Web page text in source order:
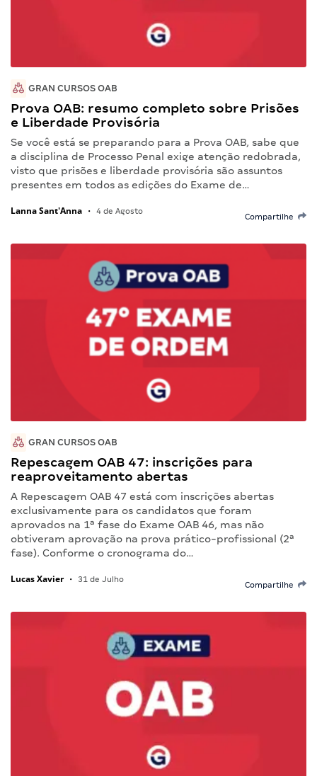
GRAN CURSOS OAB
Prova OAB: resumo completo sobre Prisões
e Liberdade Provisória
Se você está se preparando para a Prova OAB, sabe que
a disciplina de Processo Penal exige atenção redobrada,
visto que prisões e liberdade provisória são assuntos
presentes em todos as edições do Exame de…
Lanna Sant'Anna • 4 de Agosto
Compartilhe
GRAN CURSOS OAB
Repescagem OAB 47: inscrições para
reaproveitamento abertas
A Repescagem OAB 47 está com inscrições abertas
exclusivamente para os candidatos que foram
aprovados na 1ª fase do Exame OAB 46, mas não
obtiveram aprovação na prova prático-profissional (2ª
fase). Conforme o cronograma do…
Lucas Xavier • 31 de Julho
Compartilhe